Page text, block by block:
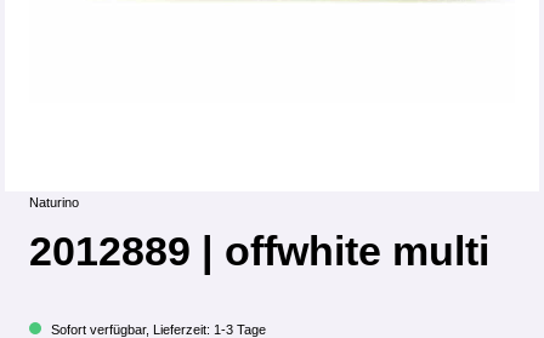
Naturino
2012889 | offwhite multi
Sofort verfügbar, Lieferzeit: 1-3 Tage